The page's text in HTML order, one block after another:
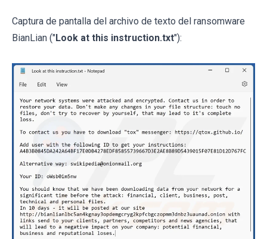
Captura de pantalla del archivo de texto del ransomware
BianLian ("Look at this instruction.txt"):